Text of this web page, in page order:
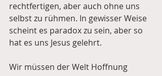
rechtfertigen, aber auch ohne uns
selbst zu rühmen. In gewisser Weise
scheint es paradox zu sein, aber so
hat es uns Jesus gelehrt.
Wir müssen der Welt Hoffnung